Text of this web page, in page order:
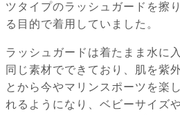
ツタイプのラッシュガードを擦
る目的で着用していました。
ラッシュガードは着たまま水に
同じ素材でできており、肌を紫
とから今やマリンスポーツを楽
れるようになり、ベビーサイズ